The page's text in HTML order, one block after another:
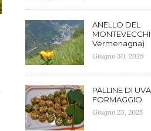
ANELLO DEL
Vermenagna)
Giugno 30, 2025
PALLINE DI UVA
FORMAGGIO
Giugno 23, 2025